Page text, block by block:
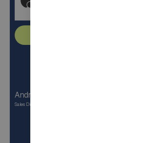
Andrea Gerlach
Sales Director DACH